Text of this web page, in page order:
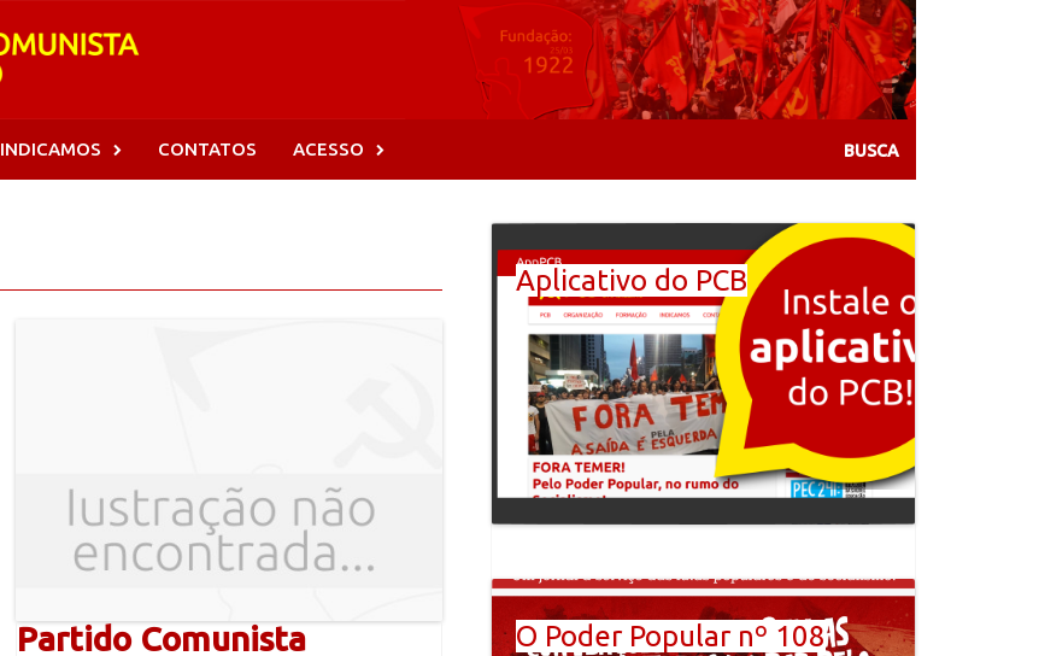
INDICAMOS CONTATOS ACESSO
Partido Comunista
Aplicativo do PCB
O Poder Popular nº 108